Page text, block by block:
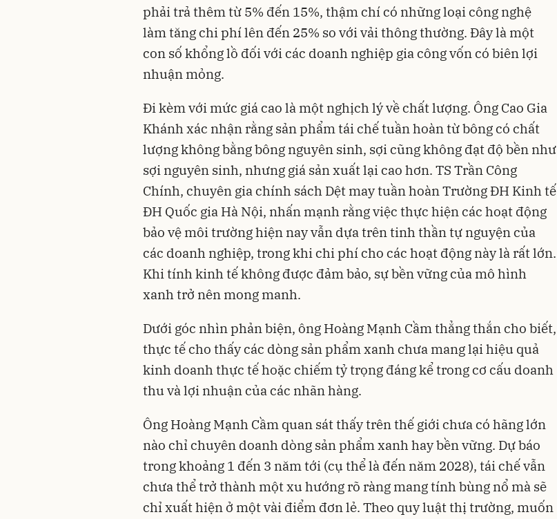
phải trả thêm từ 5% đến 15%, thậm chí có những loại công nghệ
làm tăng chi phí lên đến 25% so với vải thông thường. Đây là một
con số khổng lồ đối với các doanh nghiệp gia công vốn có biên lợi
nhuận mỏng.
Đi kèm với mức giá cao là một nghịch lý về chất lượng. Ông Cao Gia
Khánh xác nhận rằng sản phẩm tái chế tuần hoàn từ bông có chất
lượng không bằng bông nguyên sinh, sợi cũng không đạt độ bền như
sợi nguyên sinh, nhưng giá sản xuất lại cao hơn. TS Trần Công
Chính, chuyên gia chính sách Dệt may tuần hoàn Trường ĐH Kinh tế
ĐH Quốc gia Hà Nội, nhấn mạnh rằng việc thực hiện các hoạt động
bảo vệ môi trường hiện nay vẫn dựa trên tinh thần tự nguyện của
các doanh nghiệp, trong khi chi phí cho các hoạt động này là rất lớn.
Khi tính kinh tế không được đảm bảo, sự bền vững của mô hình
xanh trở nên mong manh.
Dưới góc nhìn phản biện, ông Hoàng Mạnh Cầm thẳng thắn cho biết,
thực tế cho thấy các dòng sản phẩm xanh chưa mang lại hiệu quả
kinh doanh thực tế hoặc chiếm tỷ trọng đáng kể trong cơ cấu doanh
thu và lợi nhuận của các nhãn hàng.
Ông Hoàng Mạnh Cầm quan sát thấy trên thế giới chưa có hãng lớn
nào chỉ chuyên doanh dòng sản phẩm xanh hay bền vững. Dự báo
trong khoảng 1 đến 3 năm tới (cụ thể là đến năm 2028), tái chế vẫn
chưa thể trở thành một xu hướng rõ ràng mang tính bùng nổ mà sẽ
chỉ xuất hiện ở một vài điểm đơn lẻ. Theo quy luật thị trường, muốn